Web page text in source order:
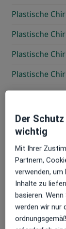
Plastische
Plastische
Plastische
Plastische
Plastische
Plastische
Plastische
Plastische
Plastische
Plastische
Plastische
Der
wichtig
Mit Ihrer
Partnern,
verwenden,
Inhalte zu
basieren.
werden wir nur